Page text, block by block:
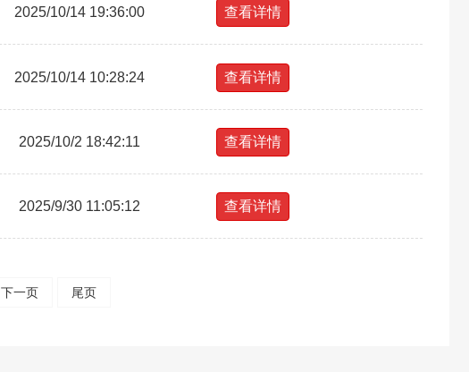
2025/10/14 19:36:00 查看详情
2025/10/14 10:28:24 查看详情
2025/10/2 18:42:11 查看详情
2025/9/30 11:05:12 查看详情
下一页 尾页